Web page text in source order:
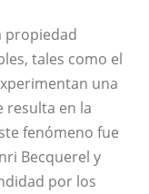
propiedad
tales como el
una
resulta en la
fenómeno fue
Becquerel y
por los